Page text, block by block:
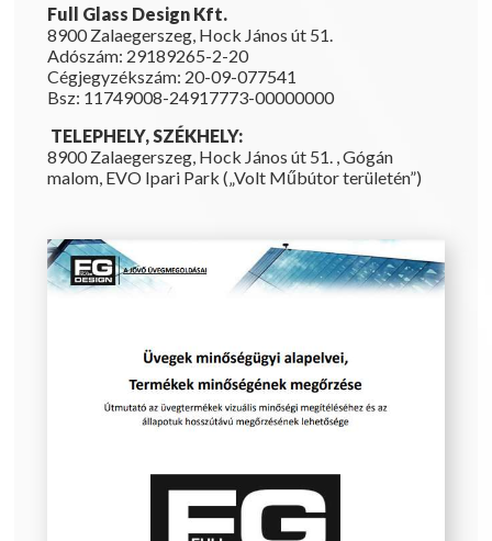
Full Glass Design Kft.
8900 Zalaegerszeg, Hock János út 51.
Adószám: 29189265-2-20
Cégjegyzékszám: 20-09-077541
Bsz: 11749008-24917773-00000000
TELEPHELY, SZÉKHELY:
8900 Zalaegerszeg, Hock János út 51. , Gógán
malom, EVO Ipari Park („Volt Műbútor területén”)